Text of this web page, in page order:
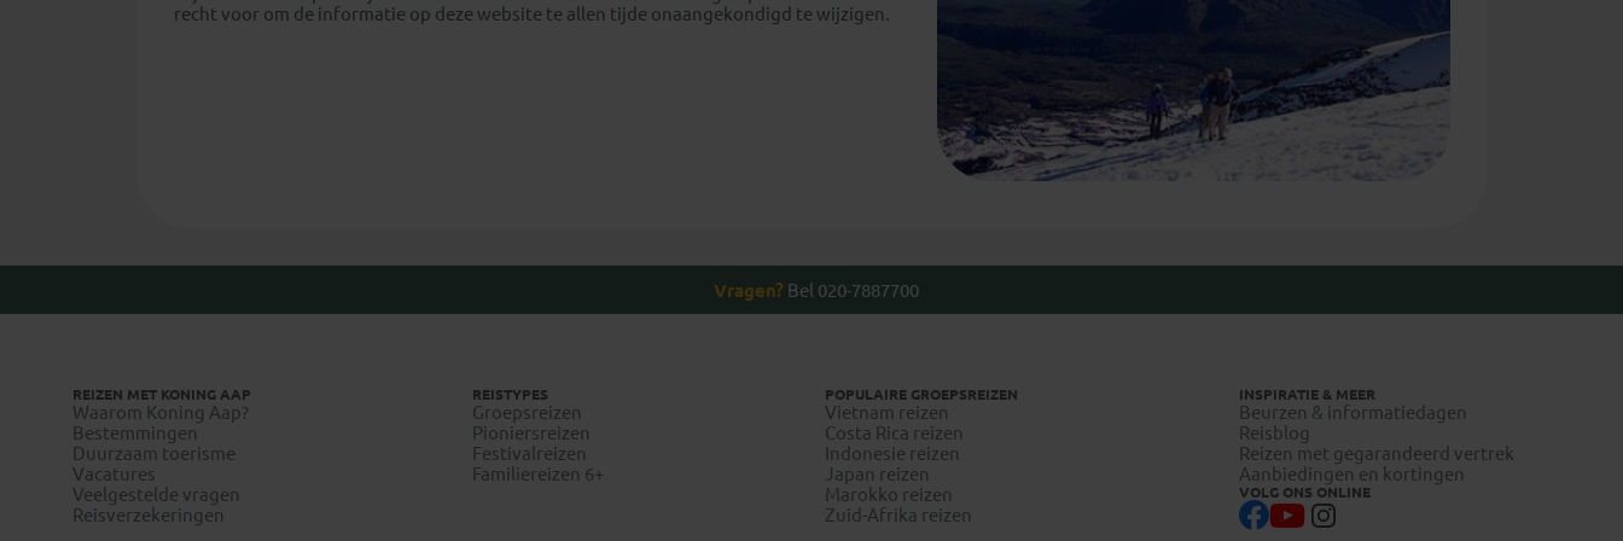
recht voor om de informatie op deze website te allen tijde onaangekondigd te wijzigen.
Vragen? Bel 020-7887700
REIZEN MET KONING AAP
Waarom Koning Aap?
Bestemmingen
Duurzaam toerisme
Vacatures
Veelgestelde vragen
Reisverzekeringen
REISTYPES
Groepsreizen
Pioniersreizen
Festivalreizen
Familiereizen 6+
POPULAIRE GROEPSREIZEN
Vietnam reizen
Costa Rica reizen
Indonesie reizen
Japan reizen
Marokko reizen
Zuid-Afrika reizen
INSPIRATIE & MEER
Beurzen & informatiedagen
Reisblog
Reizen met gegarandeerd vertrek
Aanbiedingen en kortingen
VOLG ONS ONLINE